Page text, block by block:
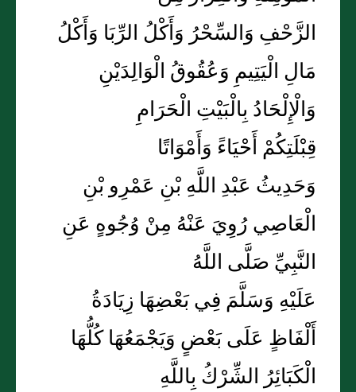
الزَّحْفِ وَالسِّحْرُ وَأَكْلُ الرِّبَا وَأَكْلُ
مَالِ الْيَتِيمِ وَعُقُوقُ الْوَالِدَيْنِ
وَالْإِلْحَادُ بِالْبَيْتِ الْحَرَامِ
قِبْلَتِكُمْ أَحْيَاءً وَأَمْوَاتًا
وَحَدِيثُ عَبْدِ اللَّهِ بْنِ عَمْرِو بْنِ
الْعَاصِي رُوِيَ عَنْهُ مِنْ وُجُوهٍ عَنِ
النَّبِيِّ صَلَّى اللَّهُ
عَلَيْهِ وَسَلَّمَ فِي بَعْضِهَا زِيَادَةُ
أَلْفَاظٍ عَلَى بَعْضٍ وَيَجْمَعُهَا كُلُّهَا
الْكَبَائِرُ الشِّرْكُ بِاللَّهِ